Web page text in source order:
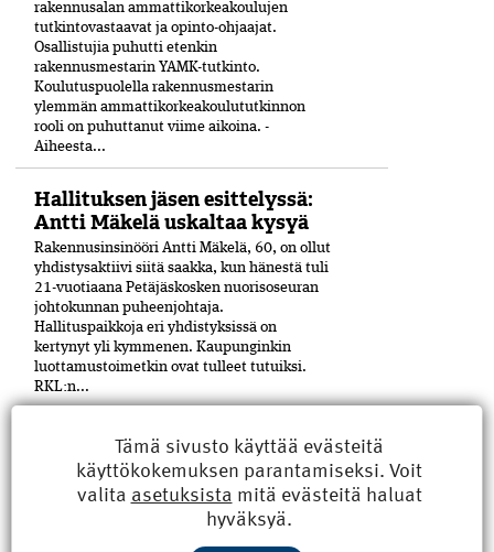
rakennusalan ammattikorkeakoulujen
tutkintovastaavat ja opinto-ohjaajat.
Osallistujia puhutti etenkin
rakennusmestarin YAMK-tutkinto.
Koulutuspuolella rakennusmestarin
ylemmän ammattikorkeakoulututkinnon
rooli on puhuttanut viime ­aikoina. ­
Aiheesta...
Hallituksen jäsen esittelyssä:
Antti Mäkelä uskaltaa kysyä
Rakennusinsinööri Antti Mäkelä, 60, on ollut
yhdistysaktiivi siitä saakka, kun hänestä tuli
21-vuo­tiaana Petäjäskosken nuoriso­seuran
johtokunnan puheenjohtaja.
Hallituspaikkoja eri yhdistyksissä on
kertynyt yli kymmenen. Kaupunginkin
luottamustoimetkin ovat tulleet tutuiksi.
RKL:n...
RKL-uutisia: RKL määritteli
eettiset pelisäännöt
RKL on määritellyt toiminnalleen eettiset
peli­säännöt. Sääntöjen vakiintunut
englanninkielinen termi on Code of Conduct.
Säännöstö määrittelee sen, kuinka
Tämä sivusto käyttää evästeitä
käyttökokemuksen parantamiseksi. Voit
valita asetuksista mitä evästeitä haluat
hyväksyä.